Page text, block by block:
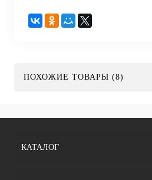
ПОХОЖИЕ ТОВАРЫ (8)
КАТАЛОГ